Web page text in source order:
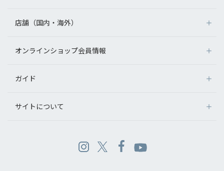
店舗（国内・海外）
オンラインショップ会員情報
ガイド
サイトについて